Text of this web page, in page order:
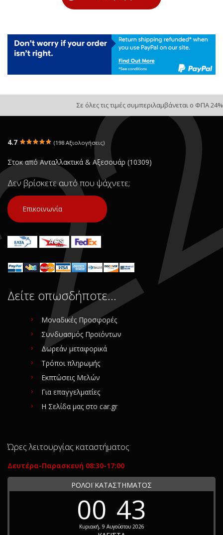
Σε όλες τις τιμές συμπεριλαμβάνεται ο ΦΠΑ 24%
4.7 (198 Αξιολογήσεις)
Στοκ από Ανταλλακτικά & Αξεσουάρ (10309)
Δεν βρίσκετε αυτό που ψάχνετε;
Επικοινωνία
Δείτε οπωσδήποτε…
Μοναδικές Προσφορές
Συνδυασμός Προϊόντων
Δωρεάν μεταφορικά
Τρόποι πληρωμής
Εκπτώσεις Μελών
Για επαγγελματίες
Η Σελίδα μας στο car.gr
Ώρες λειτουργίας καταστήματος
Δευτέρα-Παρασκευή 08:30-17:00
ΡΟΛΟΪ ΚΑΤΑΣΤΗΜΑΤΟΣ
00 43
Κυριακή, 9 Αυγούστου 2026